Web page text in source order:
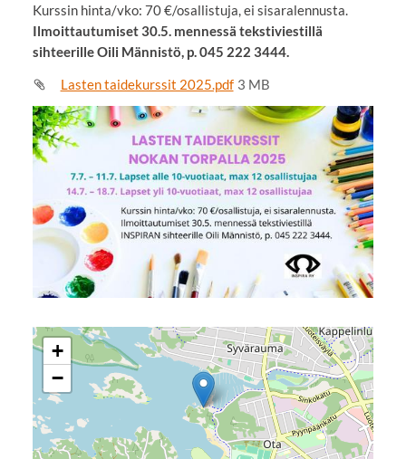
Kurssin hinta/vko: 70 €/osallistuja, ei sisaralennusta.
Ilmoittautumiset 30.5. mennessä tekstiviestillä
sihteerille Oili Männistö, p. 045 222 3444.
Lasten taidekurssit 2025.pdf 3 MB
+
−